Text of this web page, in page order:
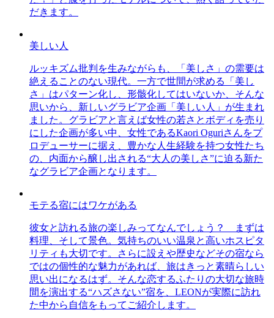
だきます。
美しい人
ルッキズム批判を生みながらも、「美しさ」の需要は
絶えることのない現代。一方で世間が求める「美し
さ」はパターン化し、形骸化してはいないか、そんな
思いから、新しいグラビア企画「美しい人」が生まれ
ました。グラビアと言えば女性の若さとボディを売り
にした企画が多い中、女性であるKaori Oguriさんをプ
ロデューサーに据え、豊かな人生経験を持つ女性たち
の、内面から醸し出される“大人の美しさ”に迫る新た
なグラビア企画となります。
モテる宿にはワケがある
彼女と訪れる旅の楽しみってなんでしょう？ まずは
料理、そして景色。気持ちのいい温泉と高いホスピタ
リティも大切です。さらに設えや歴史などその宿なら
ではの個性的な魅力があれば、旅はきっと素晴らしい
思い出になるはず。そんな恋するふたりの大切な旅時
間を演出する“ハズさない”宿を、LEONが実際に訪れ
た中から自信をもってご紹介します。